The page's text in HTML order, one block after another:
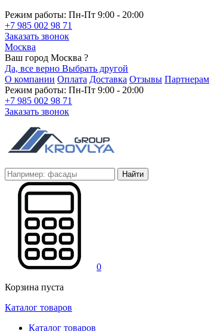
Режим работы: Пн-Пт 9:00 - 20:00
+7 985 002 98 71
Заказать звонок
Москва
Ваш город Москва ?
Да, все верно Выбрать другой
О компании Оплата Доставка Отзывы Партнерам
Режим работы: Пн-Пт 9:00 - 20:00
+7 985 002 98 71
Заказать звонок
Найти
0
Корзина пуста
Каталог товаров
Каталог товаров